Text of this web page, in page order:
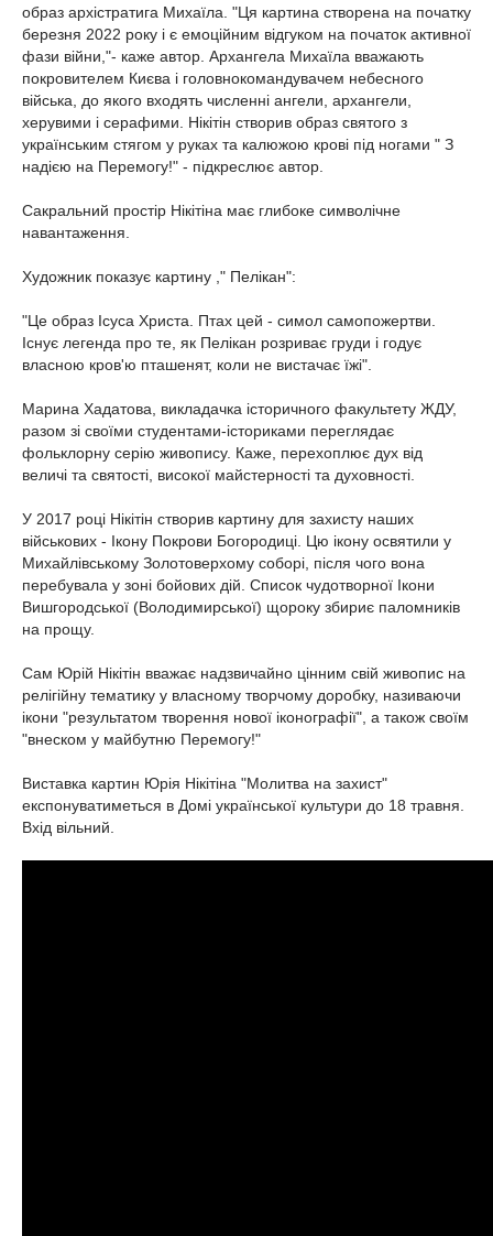
образ архістратига Михаїла. "Ця картина створена на початку
березня 2022 року і є емоційним відгуком на початок активної
фази війни,"- каже автор. Архангела Михаїла вважають
покровителем Києва і головнокомандувачем небесного
війська, до якого входять численні ангели, архангели,
херувими і серафими. Нікітін створив образ святого з
українським стягом у руках та калюжою крові під ногами " З
надією на Перемогу!" - підкреслює автор.
Сакральний простір Нікітіна має глибоке символічне
навантаження.
Художник показує картину ," Пелікан":
"Це образ Ісуса Христа. Птах цей - симол самопожертви.
Існує легенда про те, як Пелікан розриває груди і годує
власною кров'ю пташенят, коли не вистачає їжі".
Марина Хадатова, викладачка історичного факультету ЖДУ,
разом зі своїми студентами-істориками переглядає
фольклорну серію живопису. Каже, перехоплює дух від
величі та святості, високої майстерності та духовності.
У 2017 році Нікітін створив картину для захисту наших
військових - Ікону Покрови Богородиці. Цю ікону освятили у
Михайлівському Золотоверхому соборі, після чого вона
перебувала у зоні бойових дій. Список чудотворної Ікони
Вишгородської (Володимирської) щороку збириє паломників
на прощу.
Сам Юрій Нікітін вважає надзвичайно цінним свій живопис на
релігійну тематику у власному творчому доробку, називаючи
ікони "результатом творення нової іконографії", а також своїм
"внеском у майбутню Перемогу!"
Виставка картин Юрія Нікітіна "Молитва на захист"
експонуватиметься в Домі української культури до 18 травня.
Вхід вільний.